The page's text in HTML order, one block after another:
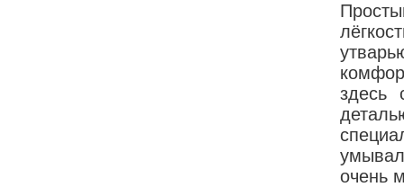
здесь
очень